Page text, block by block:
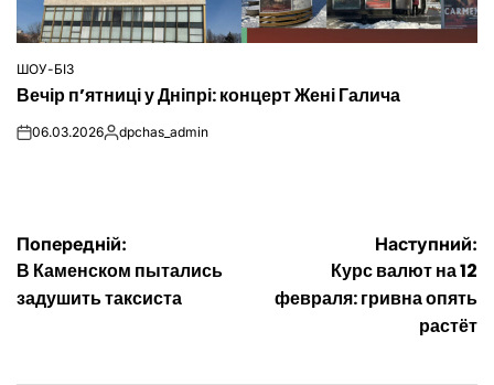
ОПУБЛІКУВАТИ
У
ШОУ-БІЗ
Вечір п’ятниці у Дніпрі: концерт Жені Галича
on06.03.2026Опубліковано
dpchas_admin
Навігація
записів
Попередній:
В Каменском пытались
задушить таксиста
Наступний:
Курс валют на 12
февраля: гривна опять
растёт